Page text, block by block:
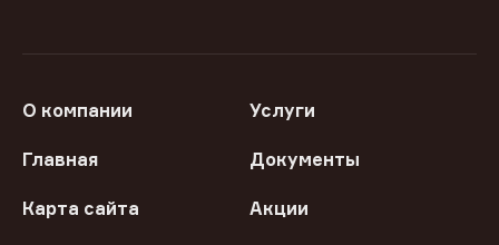
О компании Услуги
Главная Документы
Карта сайта Акции